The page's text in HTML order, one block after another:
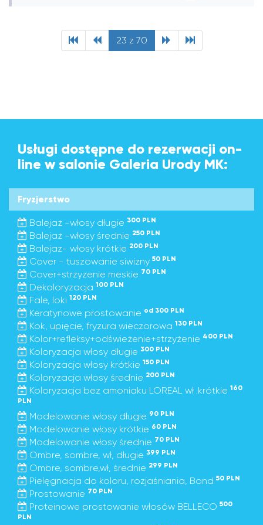
23 z 70
Usługi dostępne do rezerwacji on-
line w salonie Galeria Urody MK:
Fryzjerstwo
Balejaż -włosy długie 300 PLN
Balejaż -włosy średnie 250 PLN
Balejaz- włosy krótkie 200 PLN
Cover - tuszowanie siwizny 50 PLN
Cover+strzyzenie meskie 70 PLN
Dekoloryzacja 100 PLN
Fale, loki 120 PLN
Keratynowe prostowanie od 300 PLN
Kok, upięcie, fryzura wieczorowa 130 PLN
Kolor+refleksy+odświeżenie+strzyżenie 400 PLN
Koloryzacja włosy długie 300 PLN
Koloryzacja włosy krótkie 150 PLN
Koloryzacja włosy średnie 200 PLN
Koloryzacja bez amoniaku LOREAL wł .krótkie 160
PLN
Modelowanie włosy długie 90 PLN
Modelowanie włosy krótkie 60 PLN
Modelowanie włosy średnie 70 PLN
Ombre, sombre, wł, długie 399 PLN
Ombre, sombre,wł, średnie 299 PLN
Pielęgnacja do koloru, rozjaśniania, Bond 50 PLN
Prostowanie 70 PLN
Proteinowe prostowanie włosów BELLECO 500
PLN